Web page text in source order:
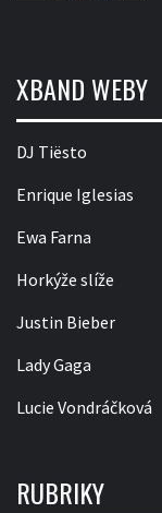
XBAND WEBY
DJ Tiësto
Enrique Iglesias
Ewa Farna
Horkýže slíže
Justin Bieber
Lady Gaga
Lucie Vondráčková
RUBRIKY